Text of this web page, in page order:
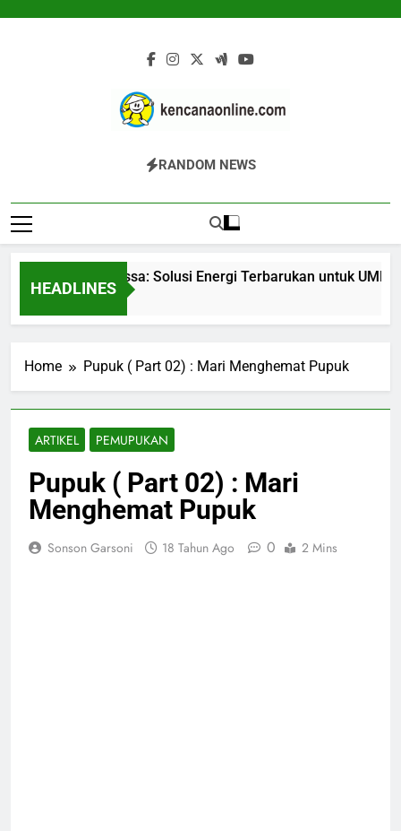
Kencana Online
Jasa Pengelolaan Sampah Kawasan
Dan Industri
RANDOM NEWS
HEADLINES
Gasifier Biomassa: Solusi Energi Terbarukan untuk UMKM
22 Jam Ago
Home Pupuk ( Part 02) : Mari Menghemat Pupuk
ARTIKEL PEMUPUKAN
Pupuk ( Part 02) : Mari
Menghemat Pupuk
Sonson Garsoni 18 Tahun Ago 0 2 Mins